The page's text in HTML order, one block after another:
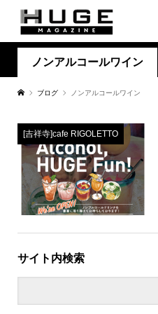
ノンアルコールワイン
ブログ ノンアルコールワイン
[吉祥寺]cafe RIGOLETTO
サイト内検索